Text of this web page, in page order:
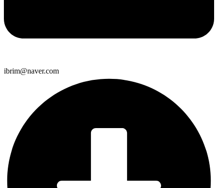
ibrim@naver.com